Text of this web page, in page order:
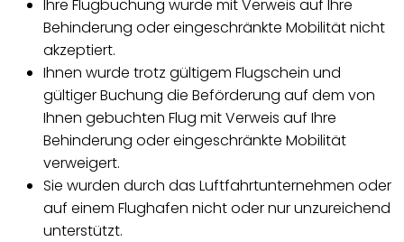
Ihre Flugbuchung wurde mit Verweis auf Ihre
Behinderung oder eingeschränkte Mobilität nicht
akzeptiert.
Ihnen wurde trotz gültigem Flugschein und
gültiger Buchung die Beförderung auf dem von
Ihnen gebuchten Flug mit Verweis auf Ihre
Behinderung oder eingeschränkte Mobilität
verweigert.
Sie wurden durch das Luftfahrtunternehmen oder
auf einem Flughafen nicht oder nur unzureichend
unterstützt.